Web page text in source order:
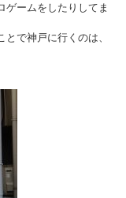
ゲームをしたりしてま
で神戸に行くのは、